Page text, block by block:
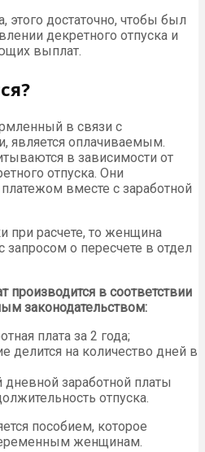
этого достаточно, чтобы был
декретного отпуска и
выплат.
в связи с
является оплачиваемым.
в зависимости от
отпуска. Они
вместе с заработной
при расчете, то женщина
запросом о пересчете в отдел
производится в соответствии
законодательством:
плата за 2 года;
делится на количество дней в
дневной заработной платы
отпуска.
пособием, которое
женщинам.